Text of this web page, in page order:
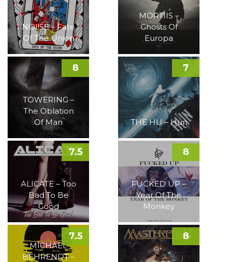
NOI!SE – Fate
Of The Union
MORTIIS –
Ghosts Of
Europa
TOWERING –
The Oblation
Of Man
8
THE HU – Hun
7
ALICATE – Too
Bad To Be
Good
7.5
FUCKED UP –
Year Of The
Monkey
8
MICHAEL
BEHRENDT –
7.5 8